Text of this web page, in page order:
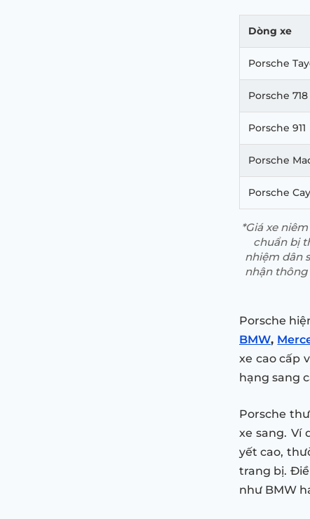
Dòng xe
Porsche
Porsche 718
Porsche 911
Porsche
Porsche
*Giá xe
chuẩn bị
nhiệm dân
nhận thông
Porsche
BMW,
xe cao cấp
hạng sang
Porsche
xe sang. Ví
yết cao,
trang bị.
như BMW